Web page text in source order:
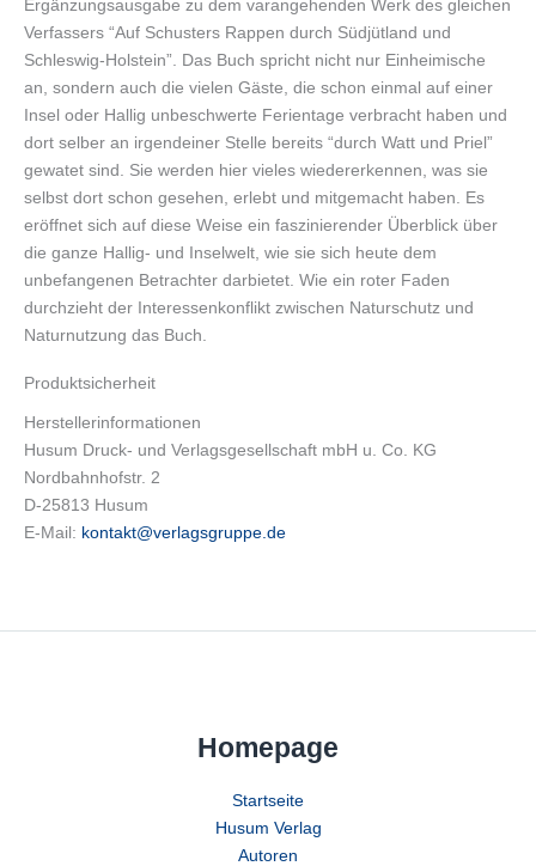
Ergänzungsausgabe zu dem varangehenden Werk des gleichen
Verfassers “Auf Schusters Rappen durch Südjütland und
Schleswig-Holstein”. Das Buch spricht nicht nur Einheimische
an, sondern auch die vielen Gäste, die schon einmal auf einer
Insel oder Hallig unbeschwerte Ferientage verbracht haben und
dort selber an irgendeiner Stelle bereits “durch Watt und Priel”
gewatet sind. Sie werden hier vieles wiedererkennen, was sie
selbst dort schon gesehen, erlebt und mitgemacht haben. Es
eröffnet sich auf diese Weise ein faszinierender Überblick über
die ganze Hallig- und Inselwelt, wie sie sich heute dem
unbefangenen Betrachter darbietet. Wie ein roter Faden
durchzieht der Interessenkonflikt zwischen Naturschutz und
Naturnutzung das Buch.
Produktsicherheit
Herstellerinformationen
Husum Druck- und Verlagsgesellschaft mbH u. Co. KG
Nordbahnhofstr. 2
D-25813 Husum
E-Mail: kontakt@verlagsgruppe.de
Homepage
Startseite
Husum Verlag
Autoren